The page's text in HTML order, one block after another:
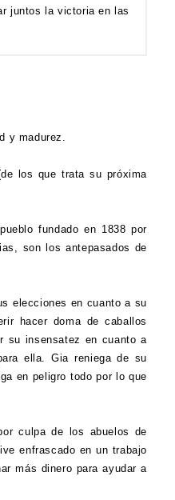
juntos la victoria en las
y madurez.
los que trata su próxima
fundado en 1838 por
son los antepasados de
elecciones en cuanto a su
hacer doma de caballos
su insensatez en cuanto a
ella. Gia reniega de su
en peligro todo por lo que
culpa de los abuelos de
enfrascado en un trabajo
más dinero para ayudar a